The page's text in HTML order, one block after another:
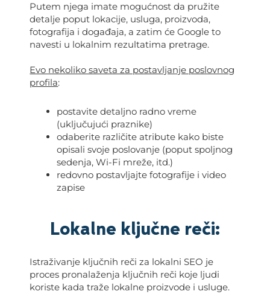
Putem njega imate mogućnost da pružite
detalje poput lokacije, usluga, proizvoda,
fotografija i događaja, a zatim će Google to
navesti u lokalnim rezultatima pretrage.
Evo nekoliko saveta za postavljanje poslovnog
profila:
postavite detaljno radno vreme
(uključujući praznike)
odaberite različite atribute kako biste
opisali svoje poslovanje (poput spoljnog
sedenja, Wi-Fi mreže, itd.)
redovno postavljajte fotografije i video
zapise
Lokalne ključne reči:
Istraživanje ključnih reči za lokalni SEO je
proces pronalaženja ključnih reči koje ljudi
koriste kada traže lokalne proizvode i usluge.